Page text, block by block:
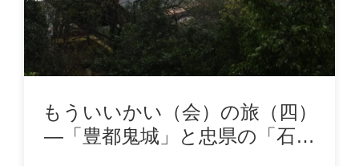
もういいかい（会）の旅（四）
―「豊都鬼城」と忠県の「石宝